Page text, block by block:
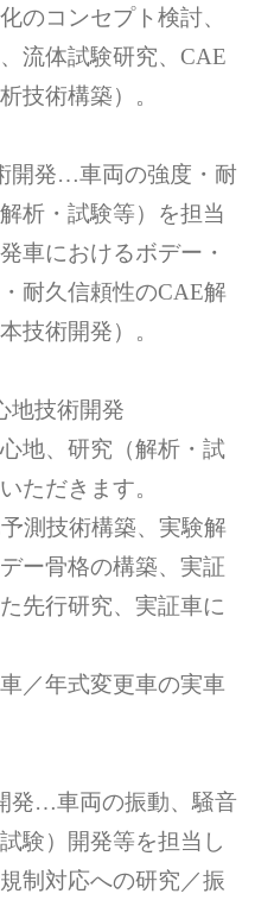
のコンセプト検討、
流体試験研究、CAE
技術構築）。
開発…車両の強度・耐
析・試験等）を担当
車におけるボデー・
耐久信頼性のCAE解
技術開発）。
地技術開発
地、研究（解析・試
ただきます。
測技術構築、実験解
ー骨格の構築、実証
先行研究、実証車に
／年式変更車の実車
発…車両の振動、騒音
験）開発等を担当し
制対応への研究／振